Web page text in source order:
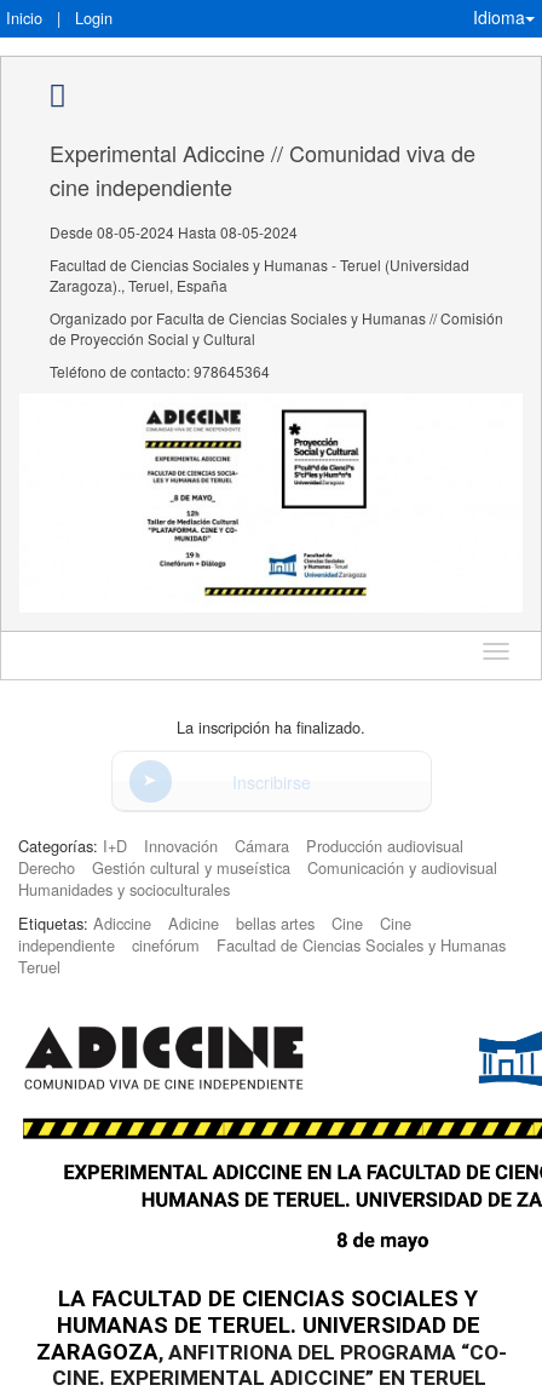
Inicio | Login Idioma
Experimental Adiccine // Comunidad viva de
cine independiente
Desde 08-05-2024 Hasta 08-05-2024
Facultad de Ciencias Sociales y Humanas - Teruel (Universidad
Zaragoza)., Teruel, España
Organizado por Faculta de Ciencias Sociales y Humanas // Comisión
de Proyección Social y Cultural
Teléfono de contacto: 978645364
Idioma
La inscripción ha finalizado.
Inscribirse
Categorías: I+D Innovación Cámara
Producción audiovisual
Derecho
Gestión cultural y museística
Comunicación y audiovisual
Humanidades y socioculturales
Etiquetas: Adiccine Adicine bellas artes Cine
Cine
independiente
cinefórum
Facultad de Ciencias Sociales y Humanas
Teruel
LA FACULTAD DE CIENCIAS SOCIALES Y
HUMANAS DE TERUEL. UNIVERSIDAD DE
ZARAGOZA, ANFITRIONA DEL PROGRAMA “CO-
CINE. EXPERIMENTAL ADICCINE” EN TERUEL